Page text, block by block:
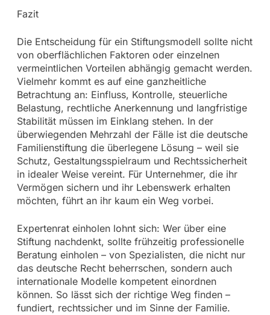
Fazit
Die Entscheidung für ein Stiftungsmodell sollte nicht
von oberflächlichen Faktoren oder einzelnen
vermeintlichen Vorteilen abhängig gemacht werden.
Vielmehr kommt es auf eine ganzheitliche
Betrachtung an: Einfluss, Kontrolle, steuerliche
Belastung, rechtliche Anerkennung und langfristige
Stabilität müssen im Einklang stehen. In der
überwiegenden Mehrzahl der Fälle ist die deutsche
Familienstiftung die überlegene Lösung – weil sie
Schutz, Gestaltungsspielraum und Rechtssicherheit
in idealer Weise vereint. Für Unternehmer, die ihr
Vermögen sichern und ihr Lebenswerk erhalten
möchten, führt an ihr kaum ein Weg vorbei.
Expertenrat einholen lohnt sich: Wer über eine
Stiftung nachdenkt, sollte frühzeitig professionelle
Beratung einholen – von Spezialisten, die nicht nur
das deutsche Recht beherrschen, sondern auch
internationale Modelle kompetent einordnen
können. So lässt sich der richtige Weg finden –
fundiert, rechtssicher und im Sinne der Familie.